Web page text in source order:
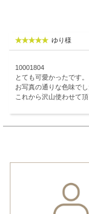
ゆり様
10001804
とても可愛かったです。
お写真の通りな色味でし
これから沢山使わせて頂